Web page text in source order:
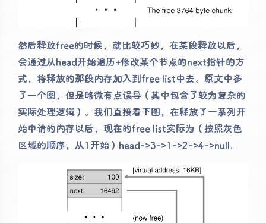
然后释放free的时候，就比较巧妙，在某段释放以后，
会通过从head开始遍历+修改某个节点的next指针的方
式，将释放的那段内存加入到free list中去。原文中多
了一个图，但是略微有点误导（其中包含了较为复杂的
实际处理逻辑）。我们直接看下图，在释放了一系列开
始申请的内存以后，现在的free list实际为（按照灰色
区域的顺序，从1开始）head->3->1->2->4->null。